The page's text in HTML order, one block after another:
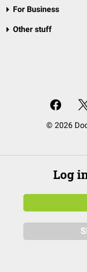
For Business
Other stuff
© 2026
Log